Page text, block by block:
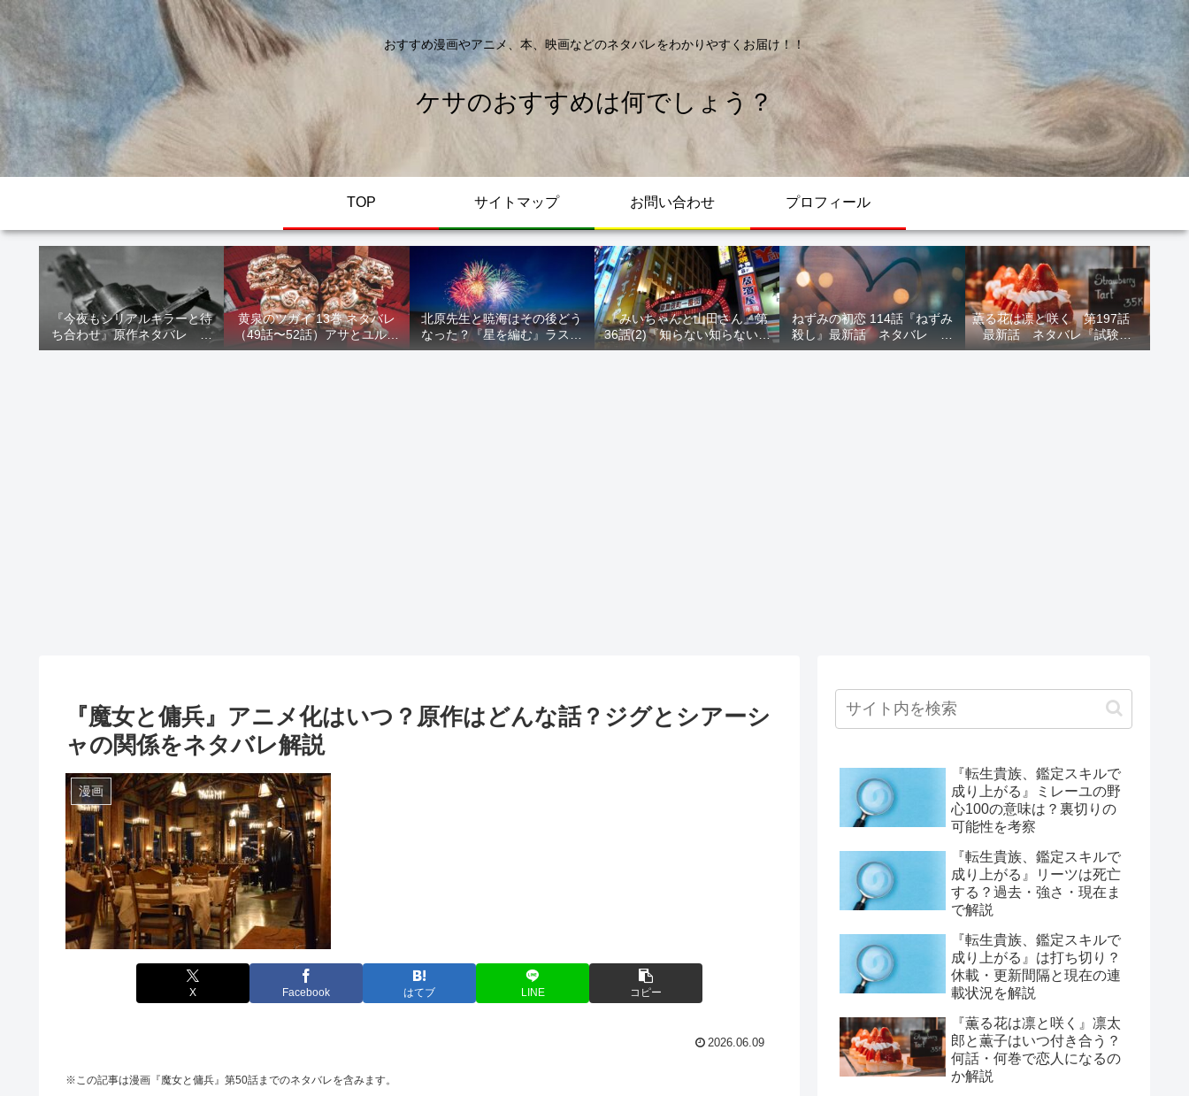
おすすめ漫画やアニメ、本、映画などのネタバレをわかりやすくお届け！！
ケサのおすすめは何でしょう？
TOP サイトマップ お問い合わせ プロフィール
『今夜もシリアルキラーと待
ち合わせ』原作ネタバレ 断
髪オブジェ殺人事件 犯人の
黄泉のツガイ 13巻 ネタバレ
（49話〜52話）アサとユルが
家出！西ノ村の真実とヒカル
北原先生と暁海はその後どう
なった？『星を編む』ラスト
をネタバレ解説
『みいちゃんと山田さん』第
36話(2)『知らない知らない知
らない』最新話 ネタバレ 犯
ねずみの初恋 114話『ねずみ
殺し』最新話 ネタバレ 水
鳥死亡 鯆を殺すか
薫る花は凛と咲く 第197話
最新話 ネタバレ『試験結
果』
『魔女と傭兵』アニメ化はいつ？原作はどんな話？ジグとシアーシ
ャの関係をネタバレ解説
漫画
X Facebook はてブ LINE コピー
2026.06.09
※この記事は漫画『魔女と傭兵』第50話までのネタバレを含みます。
『転生貴族、鑑定スキルで
成り上がる』ミレーユの野
心100の意味は？裏切りの
可能性を考察
『転生貴族、鑑定スキルで
成り上がる』リーツは死亡
する？過去・強さ・現在ま
で解説
『転生貴族、鑑定スキルで
成り上がる』は打ち切り？
休載・更新間隔と現在の連
載状況を解説
『薫る花は凛と咲く』凛太
郎と薫子はいつ付き合う？
何話・何巻で恋人になるの
か解説